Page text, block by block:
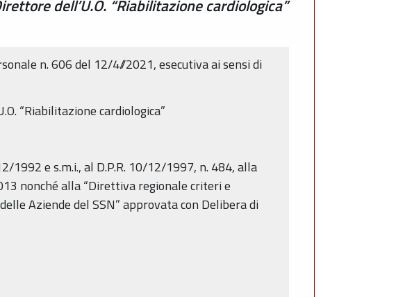
dell’U.O. “Riabilitazione cardiologica”
n. 606 del 12/4//2021, esecutiva ai sensi di
“Riabilitazione cardiologica”
1992 e s.m.i., al D.P.R. 10/12/1997, n. 484, alla
nonché alla “Direttiva regionale criteri e
Aziende del SSN” approvata con Delibera di